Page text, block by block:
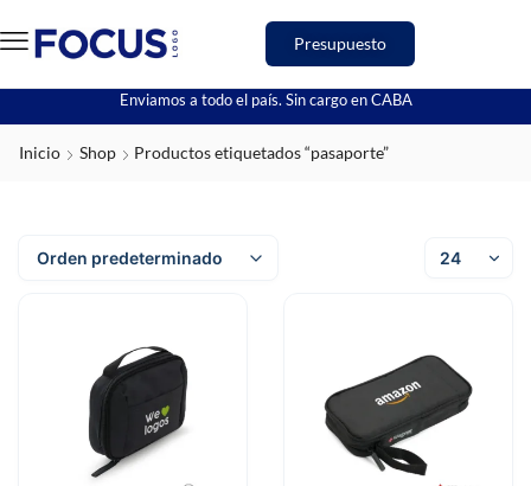
Presupuesto
Enviamos a todo el país. Sin cargo en CABA
Inicio Shop Productos etiquetados “pasaporte”